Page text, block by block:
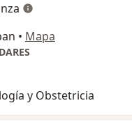
• Mapa
y Obstetricia